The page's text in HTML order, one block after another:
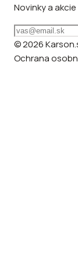
Novinky a
© 2026
Ochrana